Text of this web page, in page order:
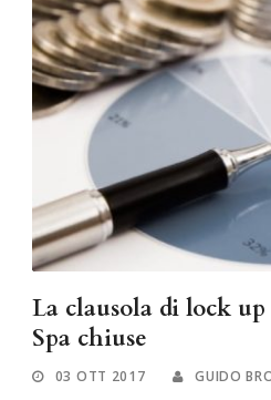
La clausola di lock
Spa chiuse
03 OTT 2017 GUIDO